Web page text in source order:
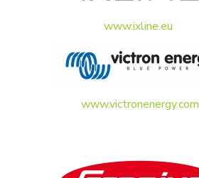
www.ixline.eu
www.victronenergy.com